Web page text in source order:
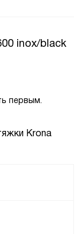
Krona
Кроме
оповещать
inox/black
первым.